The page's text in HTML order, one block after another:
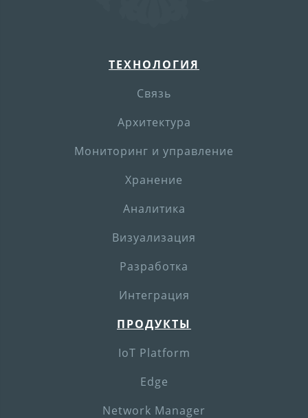
ТЕХНОЛОГИЯ
Связь
Архитектура
Мониторинг и управление
Хранение
Аналитика
Визуализация
Разработка
Интеграция
ПРОДУКТЫ
IoT Platform
Edge
Network Manager